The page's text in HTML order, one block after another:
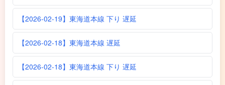
【2026-02-19】東海道本線 下り 遅延
【2026-02-18】東海道本線 遅延
【2026-02-18】東海道本線 下り 遅延